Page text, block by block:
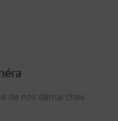
de nos démarches